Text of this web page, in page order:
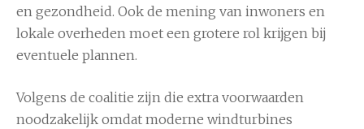
en gezondheid. Ook de mening van inwoners en
lokale overheden moet een grotere rol krijgen bij
eventuele plannen.
Volgens de coalitie zijn die extra voorwaarden
noodzakelijk omdat moderne windturbines